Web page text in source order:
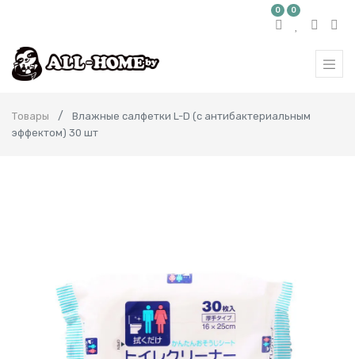
0 0
Товары
Влажные салфетки L-D (с антибактериальным
эффектом) 30 шт